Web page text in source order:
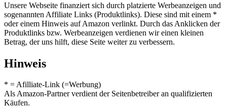
Unsere Webseite finanziert sich durch platzierte Werbeanzeigen und
sogenannten Affiliate Links (Produktlinks). Diese sind mit einem *
oder einem Hinweis auf Amazon verlinkt. Durch das Anklicken der
Produktlinks bzw. Werbeanzeigen verdienen wir einen kleinen
Betrag, der uns hilft, diese Seite weiter zu verbessern.
Hinweis
* = Afilliate-Link (=Werbung)
Als Amazon-Partner verdient der Seitenbetreiber an qualifizierten
Käufen.